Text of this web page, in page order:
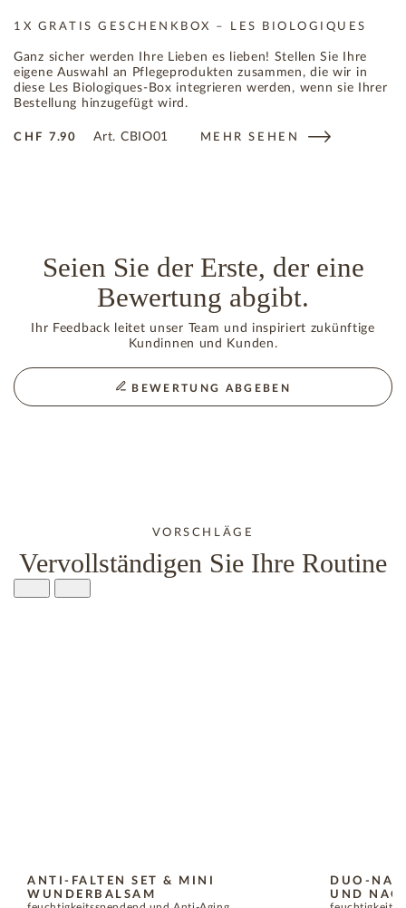
1X GRATIS GESCHENKBOX – LES BIOLOGIQUES
Ganz sicher werden Ihre Lieben es lieben! Stellen Sie Ihre
eigene Auswahl an Pflegeprodukten zusammen, die wir in
diese Les Biologiques-Box integrieren werden, wenn sie Ihrer
Bestellung hinzugefügt wird.
CHF 7.90 Art. CBIO01 MEHR SEHEN
Seien Sie der Erste, der eine
Bewertung abgibt.
Ihr Feedback leitet unser Team und inspiriert zukünftige
Kundinnen und Kunden.
BEWERTUNG ABGEBEN
VORSCHLÄGE
Vervollständigen Sie Ihre Routine
ANTI-FALTEN SET & MINI
WUNDERBALSAM
DUO-
UND